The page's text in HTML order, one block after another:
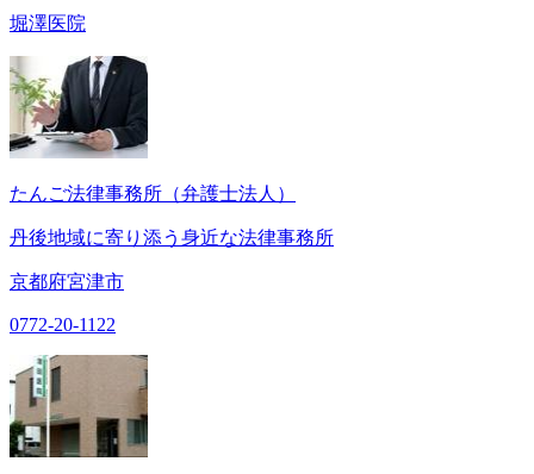
堀澤医院
たんご法律事務所（弁護士法人）
丹後地域に寄り添う身近な法律事務所
京都府宮津市
0772-20-1122